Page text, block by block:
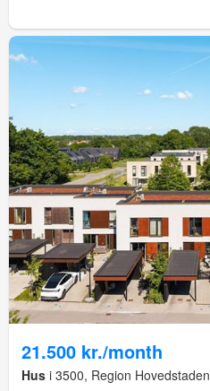
21.500 kr./month
Hus i 3500, Region Hovedstaden